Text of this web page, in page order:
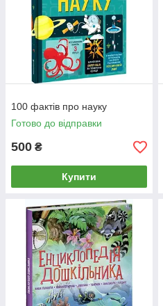
100 фактів про науку
Готово до відправки
500 ₴
Купити